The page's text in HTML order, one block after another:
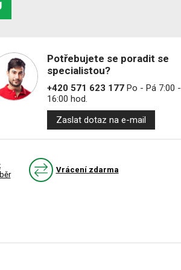
Potřebujete se poradit se
specialistou?
+420 571 623 177Po - Pá 7:00 -
16:00 hod.
Zaslat dotaz na e-mail
Vrácení zdarma